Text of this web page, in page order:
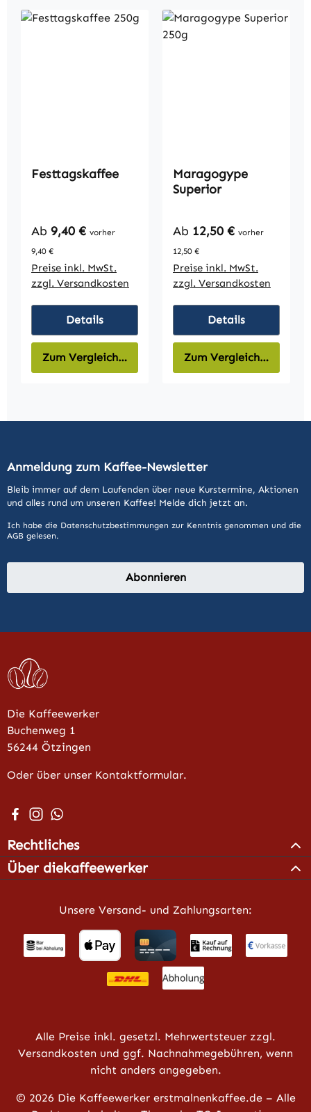
Festtagskaffee
Regulärer Preis:
Ab 9,40 € vorher
9,40 €
Preise inkl. MwSt.
zzgl. Versandkosten
Details
Zum Vergleich hinzufügen
Maragogype
Superior
Regulärer Preis:
Ab 12,50 € vorher
12,50 €
Preise inkl. MwSt.
zzgl. Versandkosten
Details
Zum Vergleich
Anmeldung zum Kaffee-Newsletter
Bleib immer auf dem Laufenden über neue Kurstermine, Aktionen
und alles rund um unseren Kaffee! Melde dich jetzt an.
Ich habe die Datenschutzbestimmungen zur Kenntnis genommen und die
AGB gelesen.
Abonnieren
Die Kaffeewerker
Buchenweg 1
56244 Ötzingen
Oder über unser Kontaktformular.
Besuche uns auf Facebook – öffnet in neuem Tab
Schau auf Instagram vorbei – öffnet in neuem Tab
Schreib uns auf WhatsApp – öffnet in neuem
Rechtliches
Über diekaffeewerker
Unsere Versand- und Zahlungsarten:
Alle Preise inkl. gesetzl. Mehrwertsteuer zzgl.
Versandkosten und ggf. Nachnahmegebühren, wenn
nicht anders angegeben.
© 2026 Die Kaffeewerker erstmalnenkaffee.de – Alle